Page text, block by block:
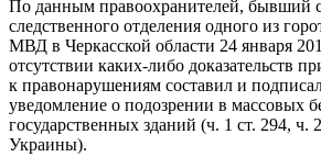
По данным правоохранителей, бывший
следственного отделения одного из
МВД в Черкасской области 24 января
отсутствии каких-либо доказательств
к правонарушениям составил и
уведомление о подозрении в массовых
государственных зданий (ч. 1 ст. 294, ч.
Украины).